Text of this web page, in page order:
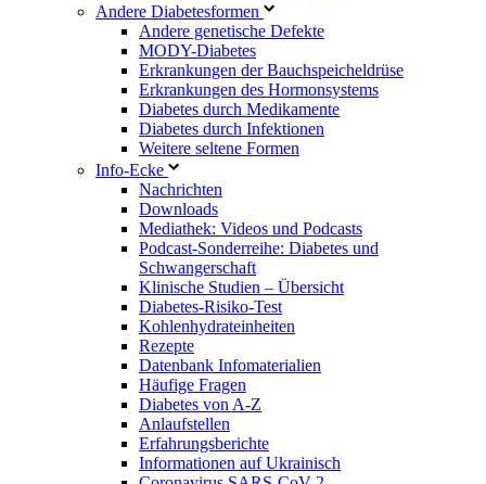
Andere Diabetesformen
Andere genetische Defekte
MODY-Diabetes
Erkrankungen der Bauchspeicheldrüse
Erkrankungen des Hormonsystems
Diabetes durch Medikamente
Diabetes durch Infektionen
Weitere seltene Formen
Info-Ecke
Nachrichten
Downloads
Mediathek: Videos und Podcasts
Podcast-Sonderreihe: Diabetes und
Schwangerschaft
Klinische Studien – Übersicht
Diabetes-Risiko-Test
Kohlenhydrateinheiten
Rezepte
Datenbank Infomaterialien
Häufige Fragen
Diabetes von A-Z
Anlaufstellen
Erfahrungsberichte
Informationen auf Ukrainisch